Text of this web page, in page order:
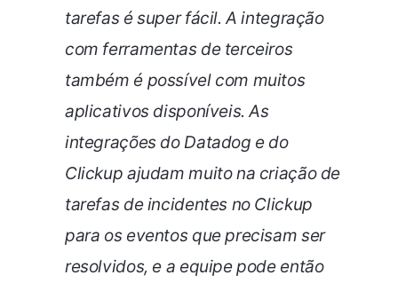
tarefas é super fácil. A integração
com ferramentas de terceiros
também é possível com muitos
aplicativos disponíveis. As
integrações do Datadog e do
Clickup ajudam muito na criação de
tarefas de incidentes no Clickup
para os eventos que precisam ser
resolvidos, e a equipe pode então